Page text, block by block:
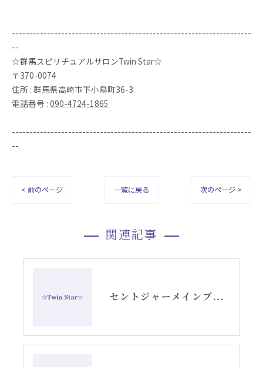
--------------------------------------------------------------------
--
☆群馬スピリチュアルサロンTwin Star☆
〒370-0074
住所 : 群馬県高崎市下小鳥町36-3
電話番号 : 090-4724-1865
--------------------------------------------------------------------
--
< 前のページ 一覧に戻る 次のページ >
関連記事
セントジャーメインブレッシングカード発売イベント最終日レポート②